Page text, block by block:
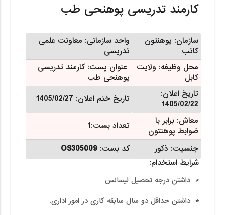
کارمند تدریسی پوهنحی طب
سازمان: پوهنتون
کاتب
واحد سازمانی: معاونت علمی
تدریسی
محل وظیفه: ولایت
کابل
عنوان پست: کارمند تدریسی
پوهنحی طب
تاریخ اعلان:
1405/02/22
تاریخ ختم اعلان:
معاش: برابر با
ضوابط پوهنتون
تعداد بست:1
جنسیت: ذکور
کد بست: OS305009
شرایط استخدام:
* داشتن درجه تحصیل لیسانس
* داشتن حداقل دو سال سابقه کاری در امور اداری.